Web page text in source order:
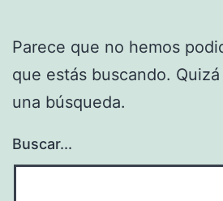
Parece que no hemos
que estás buscando.
una búsqueda.
Buscar...